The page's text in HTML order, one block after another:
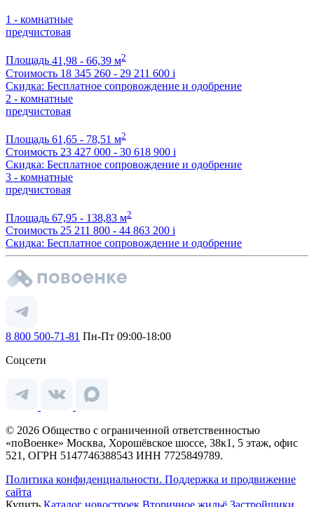
1 - комнатные
предчистовая
Площадь 41,98 - 66,39 м2
Стоимость 18 345 260 - 29 211 600 i
Скидка: Бесплатное сопровождение и одобрение
2 - комнатные
предчистовая
Площадь 61,65 - 78,51 м2
Стоимость 23 427 000 - 30 618 900 i
Скидка: Бесплатное сопровождение и одобрение
3 - комнатные
предчистовая
Площадь 67,95 - 138,83 м2
Стоимость 25 211 800 - 44 863 200 i
Скидка: Бесплатное сопровождение и одобрение
8 800 500-71-81 Пн-Пт 09:00-18:00
Соцсети
© 2026 Общество с ограниченной ответственностью
«поВоенке» Москва, Хорошёвское шоссе, 38к1, 5 этаж, офис
521, ОГРН 5147746388543 ИНН 7725849789.
Политика конфиденциальности. Поддержка и продвижение
сайта